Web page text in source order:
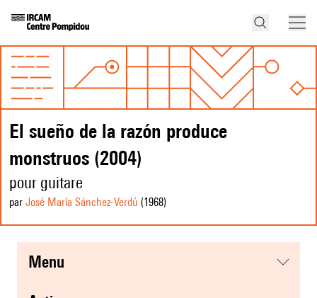
El sueño de la razón produce
monstruos (2004)
pour guitare
par José María Sánchez-Verdú (1968)
menu